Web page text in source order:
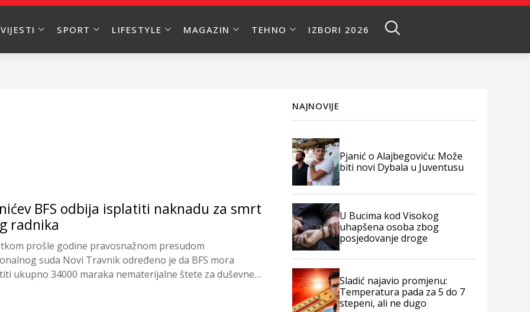
VIJESTI SPORT LIFESTYLE MAGAZIN TEHNO IZBORI 2026
BFS odbija isplatiti naknadu za smrt
radnika
prošle godine pravosnažnom presudom
suda Novi Travnik određeno je da BFS mora
ukupno 34000 maraka nematerijalne štete za duševne
NAJNOVIJE
Pjanić o Alajbegoviću: Može
biti novi Dybala u Juventusu
U Bucima kod Visokog
uhapšena osoba zbog
posjedovanje droge
Sladić najavio promjenu:
Temperatura pada za 5 do 7
stepeni, ali ne dugo